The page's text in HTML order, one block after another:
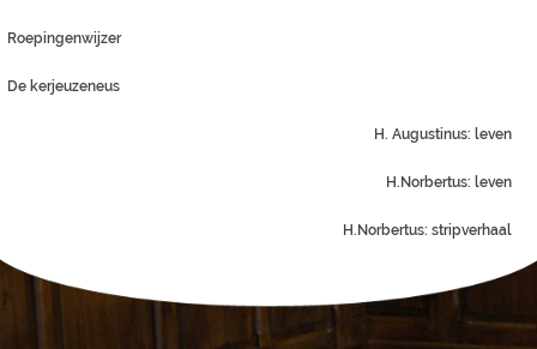
Roepingenwijzer
De kerjeuzeneus
H. Augustinus: leven
H.Norbertus: leven
H.Norbertus: stripverhaal